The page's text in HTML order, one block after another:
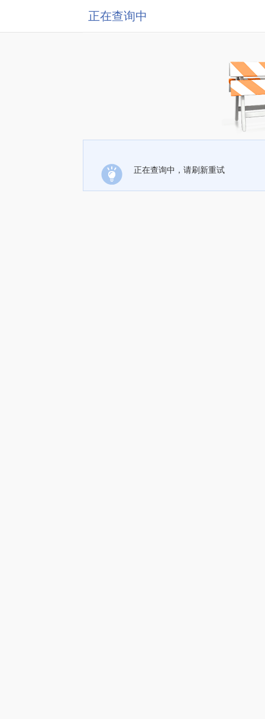
正在查询中
正在查询中，请刷新重试